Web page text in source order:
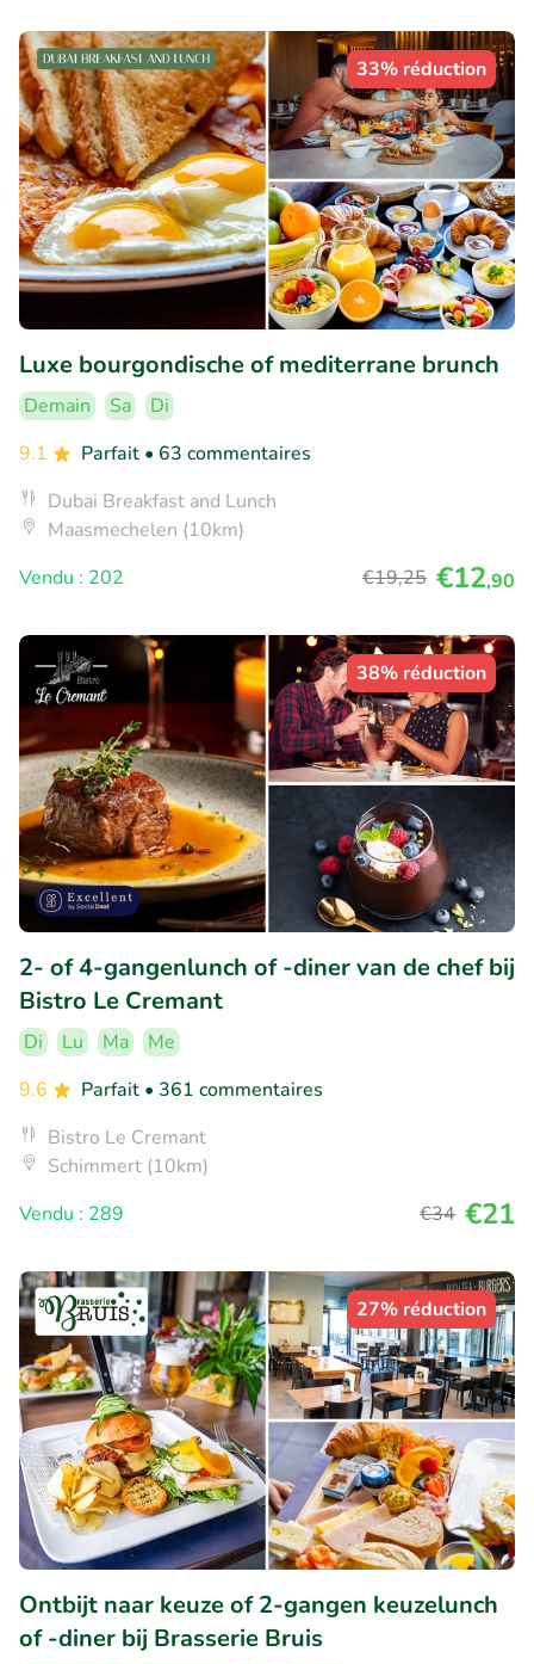
33% réduction
Luxe bourgondische of mediterrane brunch
Demain Sa
Di
9.1
Parfait • 63 commentaires
Dubai Breakfast and Lunch
Maasmechelen (10km)
Vendu : 202
€19,25 €12,90
38% réduction
2- of 4-gangenlunch of -diner van de chef bij
Bistro Le Cremant
Di Lu Ma
Me
9.6
Parfait • 361 commentaires
Bistro Le Cremant
Schimmert (10km)
Vendu : 289
€34 €21
27% réduction
Ontbijt naar keuze of 2-gangen keuzelunch
of -diner bij Brasserie Bruis